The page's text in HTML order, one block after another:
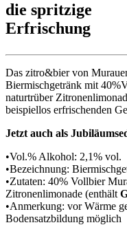
die spritzige
Erfrischung
Das zitro&bier von
Biermischgetränk mit
naturtrüber
beispiellos erfrischenden
Jetzt auch als
•Vol.% Alkohol: 2,1% vol.
•Bezeichnung:
•Zutaten: 40% Vollbier
Zitronenlimonade (enthält
•Anmerkung: vor Wärme
Bodensatzbildung möglich